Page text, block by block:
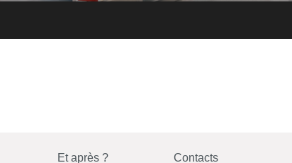
Et après ? Contacts